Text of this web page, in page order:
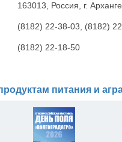
163013, Россия, г.
(8182) 22-38-03, (8182)
(8182) 22-18-50
питания и